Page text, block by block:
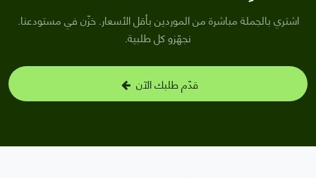
اشتري بالجملة مباشرة من الموردين بأقل الأسعار. خزّن في مستودعنا.
نجهّزو كل طلبية.
قدّم طلبك الآن